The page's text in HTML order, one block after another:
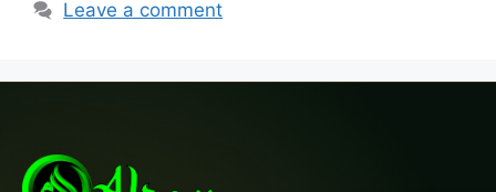
Leave a comment